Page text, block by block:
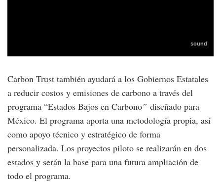
Carbon Trust también ayudará a los Gobiernos Estatales
a reducir costos y emisiones de carbono a través del
programa “Estados Bajos en Carbono” diseñado para
México. El programa aporta una metodología propia, así
como apoyo técnico y estratégico de forma
personalizada. Los proyectos piloto se realizarán en dos
estados y serán la base para una futura ampliación de
todo el programa.